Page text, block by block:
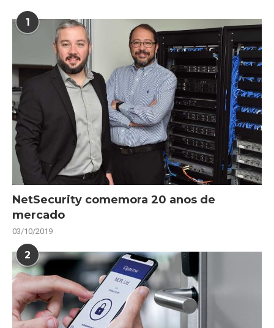
1
NetSecurity comemora 20 anos de
mercado
03/10/2019
2